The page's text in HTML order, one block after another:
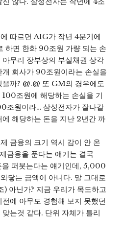
따르면 AIG가 작년 4분기에
하면 한화 90조원 가량 되는 손
무리 장부상의 부실채권 상각
개 회사가 90조원이라는 손실을
을까? @.@ 또 GM의 경우에도
조원에 해당하는 손실을 기
조원이라… 삼성전자가 잘나갈
해당하는 돈을 지난 2년간 까
금융의 크기 역시 감이 안 온
금융을 푼다는 얘기는 결국
퍼붓는다는 얘기인데, 5,000
닿는 금액이 아니다. 말 그대로
아닌가? 지금 우리가 목도하고
에 아무도 경험해 보지 못했던
는것 같다. 단위 자체가 틀리